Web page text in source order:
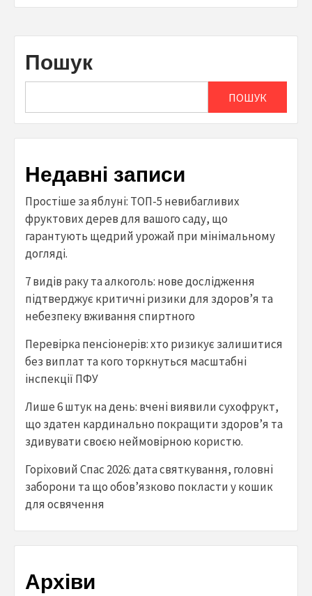
Пошук
ПОШУК
Недавні записи
Простіше за яблуні: ТОП-5 невибагливих
фруктових дерев для вашого саду, що
гарантують щедрий урожай при мінімальному
догляді.
7 видів раку та алкоголь: нове дослідження
підтверджує критичні ризики для здоров’я та
небезпеку вживання спиртного
Перевірка пенсіонерів: хто ризикує залишитися
без виплат та кого торкнуться масштабні
інспекції ПФУ
Лише 6 штук на день: вчені виявили сухофрукт,
що здатен кардинально покращити здоров’я та
здивувати своєю неймовірною користю.
Горіховий Спас 2026: дата святкування, головні
заборони та що обов’язково покласти у кошик
для освячення
Архіви